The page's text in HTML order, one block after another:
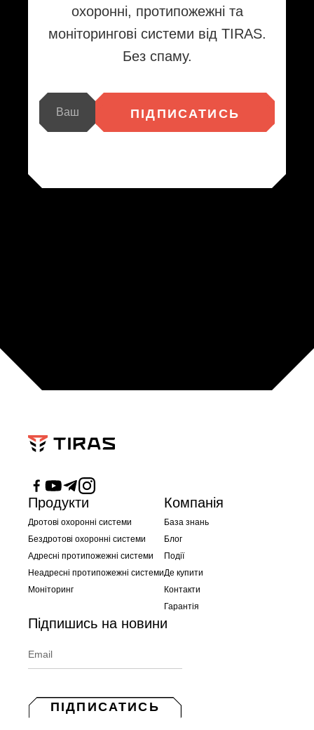
охоронні, протипожежні та
моніторингові системи від TIRAS.
Без спаму.
ПІДПИСАТИСЬ
Продукти
Дротові охоронні системи
Бездротові охоронні системи
Адресні протипожежні системи
Неадресні протипожежні системи
Моніторинг
Компанія
База знань
Блог
Події
Де купити
Контакти
Гарантія
Підпишись на новини
ПІДПИСАТИСЬ